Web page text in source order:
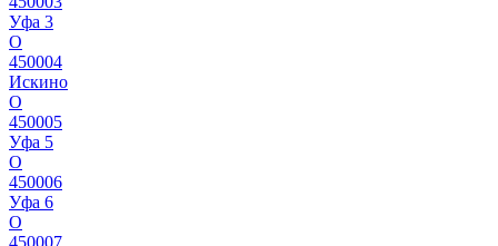
Уфа 3
О
450004
Искино
О
450005
Уфа 5
О
450006
Уфа 6
О
450007